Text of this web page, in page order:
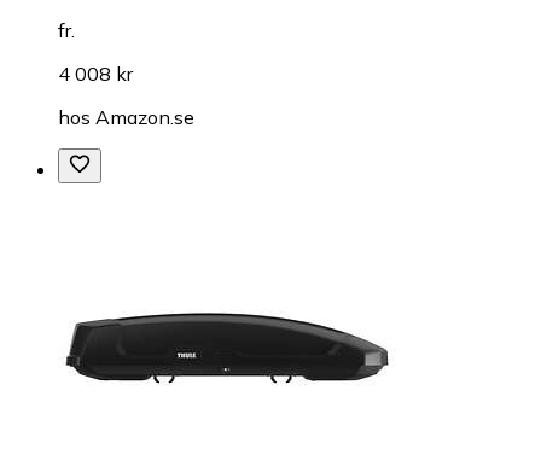
fr.
4 008 kr
hos Amazon.se